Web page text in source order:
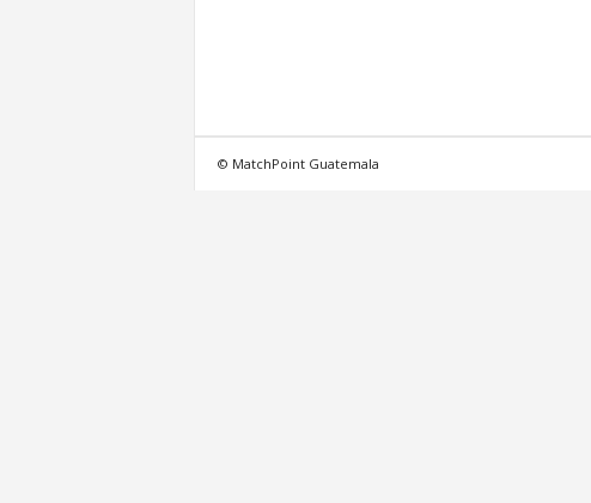
© MatchPoint Guatemala